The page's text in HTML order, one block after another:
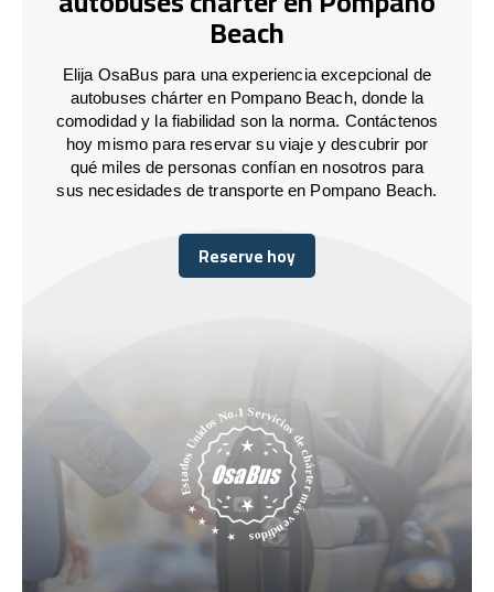
Beach
Elija OsaBus para una experiencia excepcional de
autobuses chárter en Pompano Beach, donde la
comodidad y la fiabilidad son la norma. Contáctenos
hoy mismo para reservar su viaje y descubrir por
qué miles de personas confían en nosotros para
sus necesidades de transporte en Pompano Beach.
Reserve hoy
Reserve hoy